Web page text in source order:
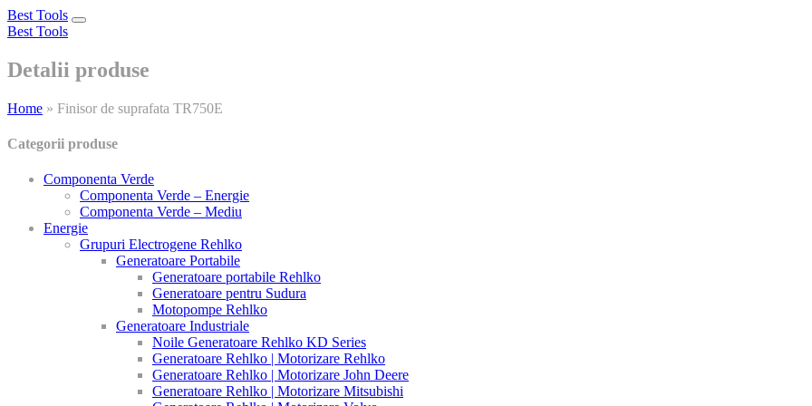
Best Tools
Toggle
Best Tools
Detalii produse
Home » Finisor de suprafata TR750E
Categorii produse
Componenta Verde
Componenta Verde – Energie
Componenta Verde – Mediu
Energie
Grupuri Electrogene Rehlko
Generatoare Portabile
Generatoare portabile Rehlko
Generatoare pentru Sudura
Motopompe Rehlko
Generatoare Industriale
Noile Generatoare Rehlko KD Series
Generatoare Rehlko | Motorizare Rehlko
Generatoare Rehlko | Motorizare John Deere
Generatoare Rehlko | Motorizare Mitsubishi